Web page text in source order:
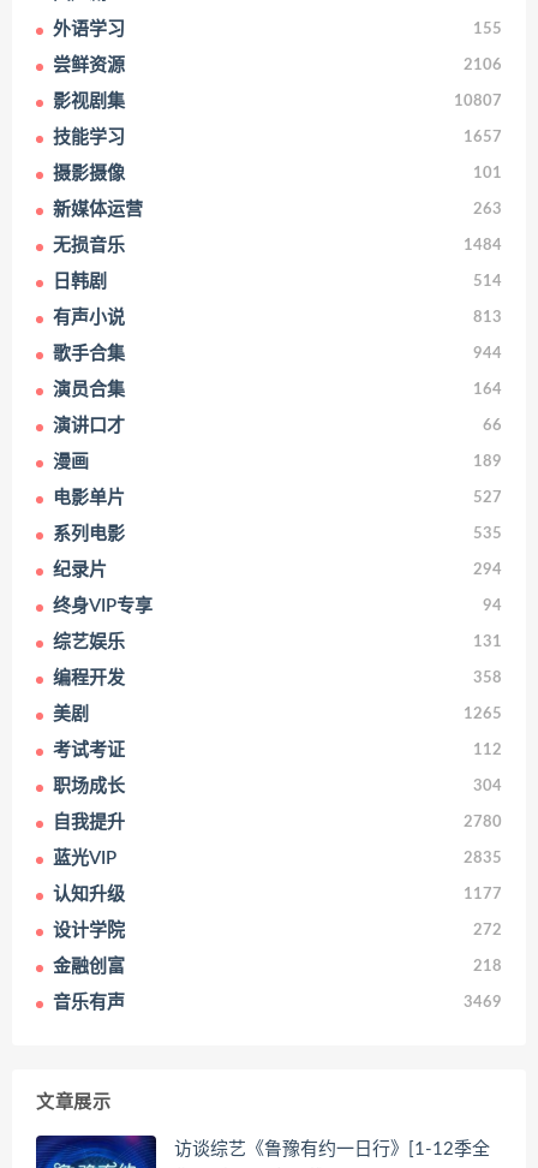
外语学习 155
尝鲜资源 2106
影视剧集 10807
技能学习 1657
摄影摄像 101
新媒体运营 263
无损音乐 1484
日韩剧 514
有声小说 813
歌手合集 944
演员合集 164
演讲口才 66
漫画 189
电影单片 527
系列电影 535
纪录片 294
终身VIP专享 94
综艺娱乐 131
编程开发 358
美剧 1265
考试考证 112
职场成长 304
自我提升 2780
蓝光VIP 2835
认知升级 1177
设计学院 272
金融创富 218
音乐有声 3469
文章展示
访谈综艺《鲁豫有约一日行》[1-12季全